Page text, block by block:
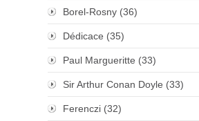
Borel-Rosny (36)
Dédicace (35)
Paul Margueritte (33)
Sir Arthur Conan Doyle (33)
Ferenczi (32)